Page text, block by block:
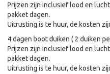
Prijzen zijn inclusief lood en
pakket dagen.
Uitrusting is te huur, de kosten
4 dagen boot duiken ( 2 duiken
Prijzen zijn inclusief lood en
pakket dagen.
Uitrusting is te huur, de kosten